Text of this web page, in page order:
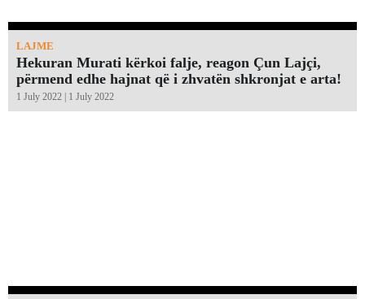
LAJME
Hekuran Murati kërkoi falje, reagon Çun Lajçi,
përmend edhe hajnat që i zhvatën shkronjat e arta!￼
1 July 2022 | 1 July 2022